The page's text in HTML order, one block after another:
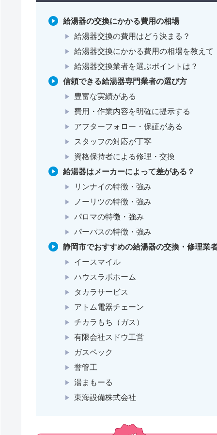
給湯器の交換にかかる費用の相場
給湯器交換の費用はどう決まる？
給湯器交換にかかる費用の相場を教えて
給湯器交換業者を選ぶポイントは？
信頼できる給湯器専門業者の選び方
豊富な実績がある
費用・作業内容を明確に提示する
アフターフォロー・保証がある
スタッフの対応が丁寧
資格保持者による修理・交換
給湯器はメーカーによって差がある？
リンナイの特徴・強み
ノーリツの特徴・強み
パロマの特徴・強み
パーパスの特徴・強み
静岡市でおすすめの給湯器の交換・修理業
イースマイル
ハウスラボホーム
タカラサービス
アトム電器チェーン
チカラもち（ガス）
有限会社スドウ工営
ガスペック
誉管工
湯まもーる
東海設備株式会社